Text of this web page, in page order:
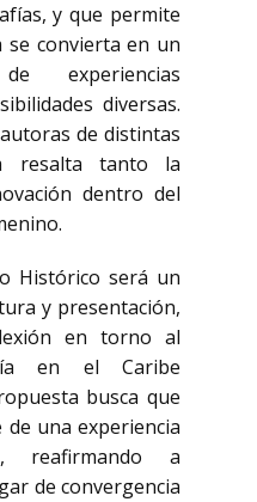
y que permite
se convierta en un
experiencias
diversas.
de distintas
resalta tanto la
dentro del
Histórico será un
y presentación,
en torno al
en el Caribe
busca que
una experiencia
reafirmando a
de convergencia